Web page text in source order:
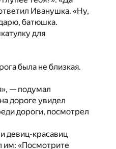
Иванушка. «Ну,
батюшка.
для
была не близкая.
— подумал
дороге увидел
дороги, посмотрел
девиц-красавиц
им: «Посмотрите